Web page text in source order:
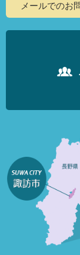
メールでのお